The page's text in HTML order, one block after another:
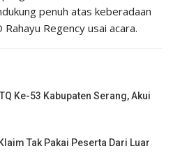
penuh atas keberadaan
Regency usai acara.
Ke-53 Kabupaten Serang, Akui
Tak Pakai Peserta Dari Luar